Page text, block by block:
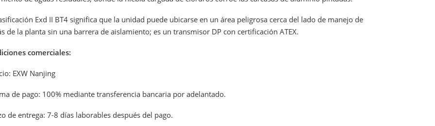
Exd II BT4 significa que la unidad puede ubicarse en un área peligrosa cerca del lado de manejo de
de la planta sin una barrera de aislamiento; es un transmisor DP con certificación ATEX.
comerciales:
EXW Nanjing
de pago: 100% mediante transferencia bancaria por adelantado.
de entrega: 7-8 días laborables después del pago.